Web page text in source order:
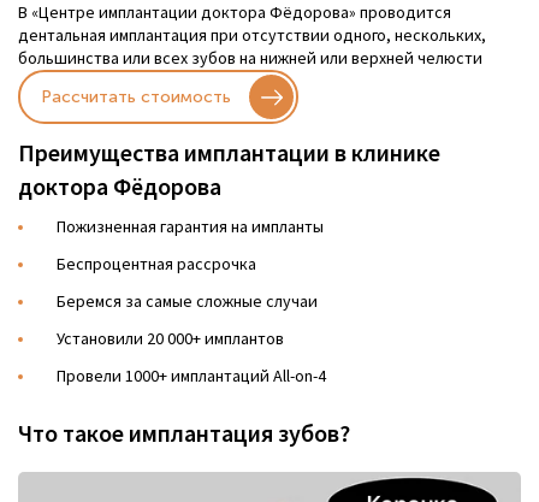
В «Центре имплантации доктора Фёдорова» проводится
дентальная имплантация при отсутствии одного, нескольких,
большинства или всех зубов на нижней или верхней челюсти
Рассчитать стоимость
Преимущества имплантации в клинике
доктора Фёдорова
Пожизненная гарантия на импланты
Беспроцентная рассрочка
Беремся за самые сложные случаи
Установили 20 000+ имплантов
Провели 1000+ имплантаций All-on-4
Что такое имплантация зубов?